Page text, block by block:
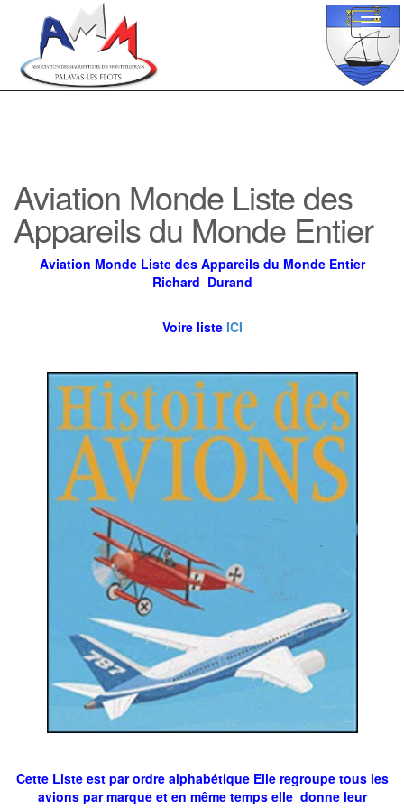
Aviation Monde Liste des
Appareils du Monde Entier
Aviation Monde Liste des Appareils du Monde Entier
Richard Durand
Voire liste ICI
Cette Liste est par ordre alphabétique Elle regroupe tous les
avions par marque et en même temps elle donne leur